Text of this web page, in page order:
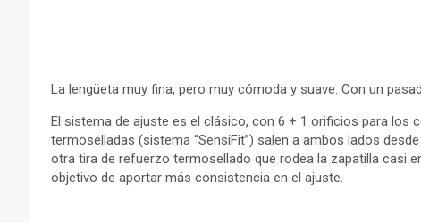
La lengüeta muy fina, pero muy cómoda y suave. Con un
El sistema de ajuste es el clásico, con 6 + 1 orificios para
termoselladas (sistema “SensiFit”) salen a ambos lados
otra tira de refuerzo termosellado que rodea la zapatilla casi
objetivo de aportar más consistencia en el ajuste.